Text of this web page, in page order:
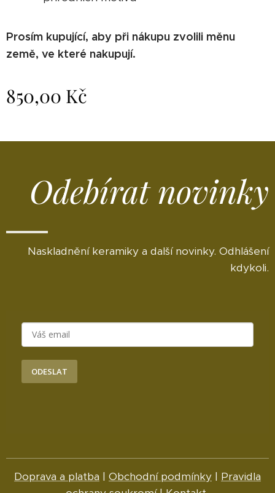
Prosím kupující, aby při nákupu zvolili měnu
země, ve které nakupují.
850,00 Kč
Odebírat novinky
Naskladnění keramiky a další novinky. Odhlášení
kdykoli.
ODESLAT
Doprava a platba | Obchodní podmínky | Pravidla